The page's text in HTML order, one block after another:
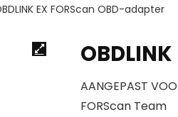
EX FORScan OBD-adapter
AANGEPAST
FORScan Team